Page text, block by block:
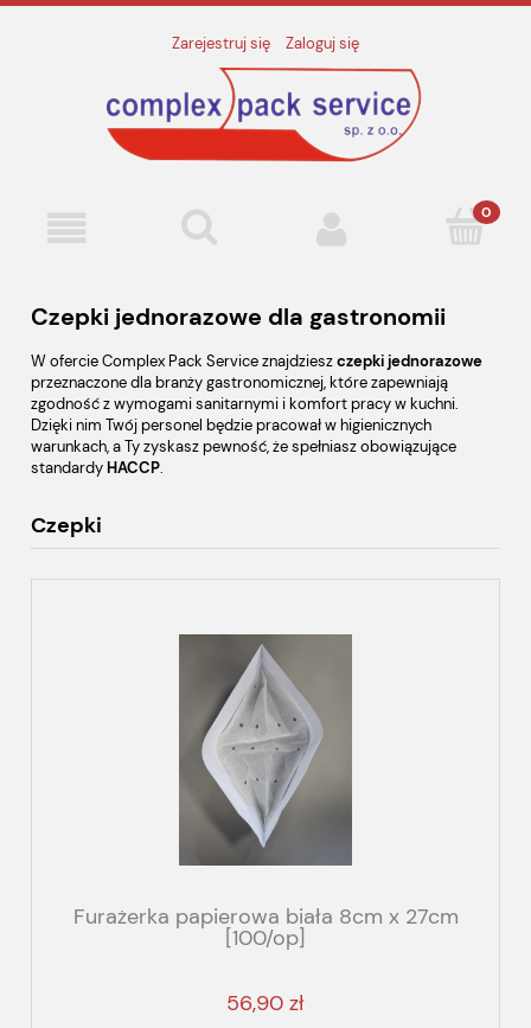
Zarejestruj się Zaloguj się
Czepki jednorazowe dla gastronomii
W ofercie Complex Pack Service znajdzieszczepki jednorazowe
przeznaczone dla branży gastronomicznej, które zapewniają
zgodność z wymogami sanitarnymi i komfort pracy w kuchni.
Dzięki nim Twój personel będzie pracował w higienicznych
warunkach, a Ty zyskasz pewność, że spełniasz obowiązujące
standardyHACCP.
Czepki
Furażerka papierowa biała 8cm x 27cm
[100/op]
56,90 zł